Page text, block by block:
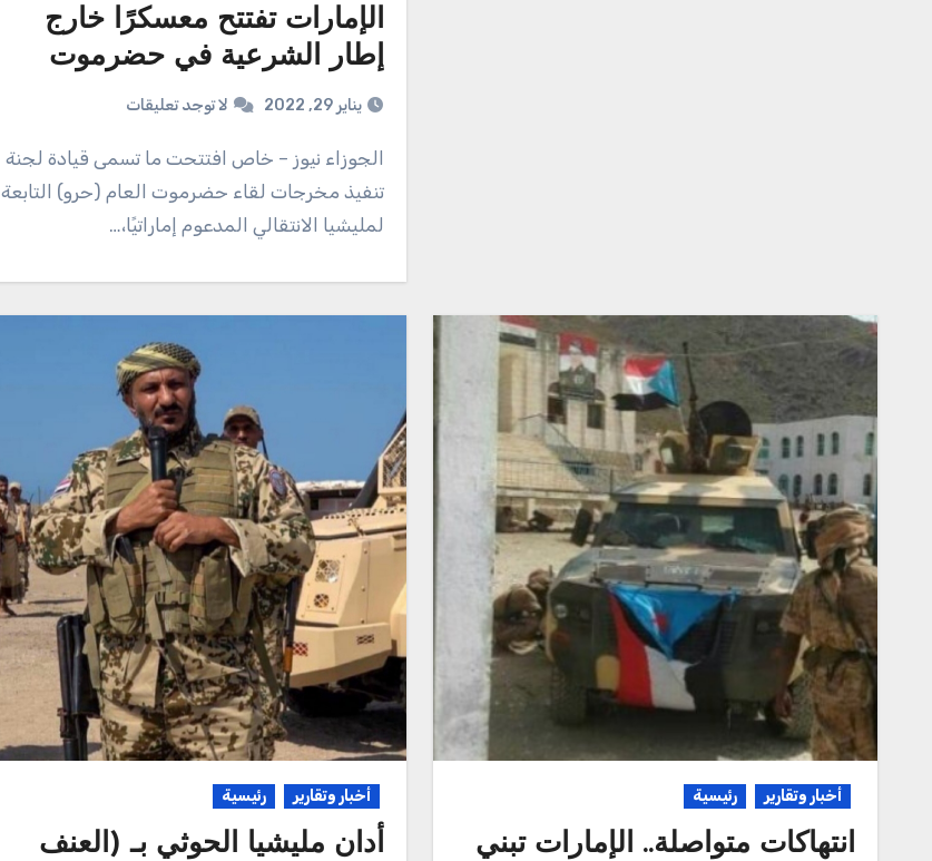
الإمارات تفتتح معسكرًا خارج
إطار الشرعية في حضرموت
يناير 29, 2022 لا توجد تعليقات
تنفيذ مخرجات لقاء حضرموت العام (حرو) التابعة
لمليشيا الانتقالي المدعوم إماراتيًا،…
أخبار وتقارير رئيسية
انتهاكات متواصلة.. الإمارات تبني
أخبار وتقارير رئيسية
أدان مليشيا الحوثي بـ (العنف